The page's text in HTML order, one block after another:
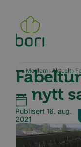
hovedinnhold
Medlem Aktuelt
– nytt
Publisert 16. aug.
2021